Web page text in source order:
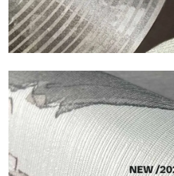
Silk
Acabado luminoso y elegante, con
refleja la luz y aporta profundidad